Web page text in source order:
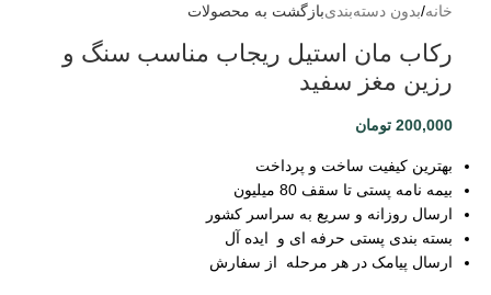
خانه/بدون دسته‌بندیبازگشت به محصولات
رکاب مان استیل ریجاب مناسب سنگ و
رزین مغز سفید
200,000 تومان
بهترین کیفیت ساخت و پرداخت
بیمه نامه پستی تا سقف 80 میلیون
ارسال روزانه و سریع به سراسر کشور
بسته بندی پستی حرفه ای و ایده آل
ارسال پیامک در هر مرحله از سفارش